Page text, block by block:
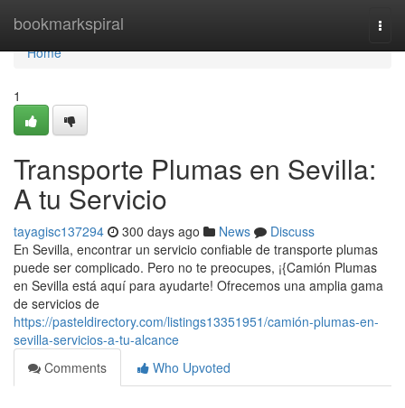
bookmarkspiral
Home
Home
1
Transporte Plumas en Sevilla:
A tu Servicio
tayagisc137294 300 days ago News
Discuss
En Sevilla, encontrar un servicio confiable de transporte plumas
puede ser complicado. Pero no te preocupes, ¡{Camión Plumas
en Sevilla está aquí para ayudarte! Ofrecemos una amplia gama
de servicios de
https://pasteldirectory.com/listings13351951/camión-plumas-en-
sevilla-servicios-a-tu-alcance
Comments
Who Upvoted